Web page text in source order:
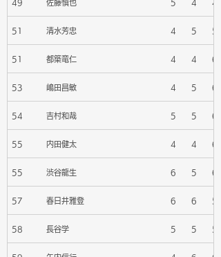
49 佐藤慎也 5 4 4
51 清水芳忠 4 5 5
51 都築竜仁 4 4 6
53 嶋田昌敏 4 5 6
54 吉村和哉 5 5 6
55 内田健太 4 4 6
55 渋谷龍生 6 5 6
57 春日井雅登 6 6 5
58 長谷学 5 5 5